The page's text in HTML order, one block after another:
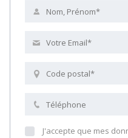
J'accepte que mes